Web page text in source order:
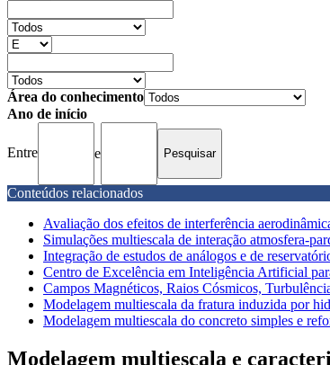
Área do conhecimento
Ano de início
Entre e
Conteúdos relacionados
Avaliação dos efeitos de interferência
Simulações multiescala de interação atmosfera-
Integração de estudos de análogos e de
Centro de Excelência em Inteligência Artificial
Campos Magnéticos, Raios Cósmicos,
Modelagem multiescala da fratura induzida por
Modelagem multiescala do concreto simples e
Modelagem multiescala e